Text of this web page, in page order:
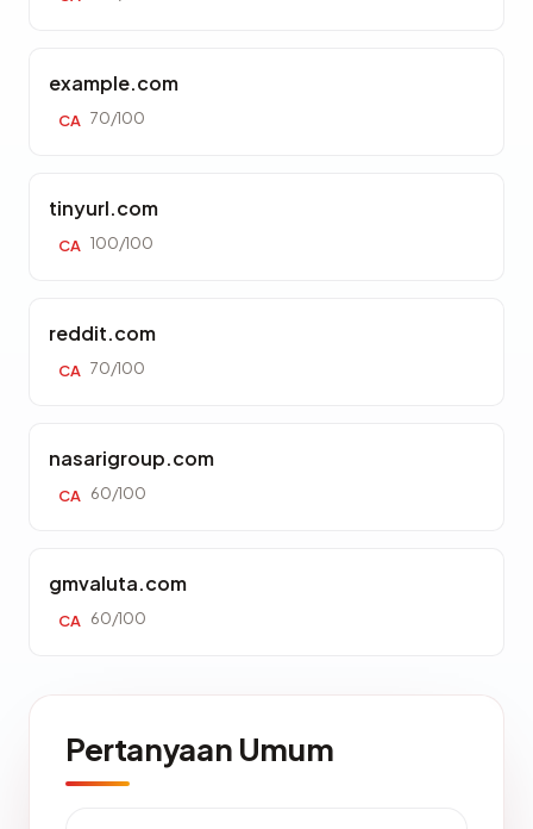
example.com
CA 70/100
tinyurl.com
CA 100/100
reddit.com
CA 70/100
nasarigroup.com
CA 60/100
gmvaluta.com
CA 60/100
Pertanyaan Umum